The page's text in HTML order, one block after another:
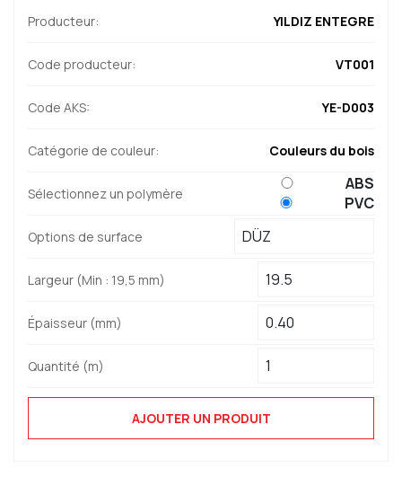
Producteur: YILDIZ ENTEGRE
Code producteur: VT001
Code AKS: YE-D003
Catégorie de couleur: Couleurs du bois
Sélectionnez un polymère
ABS
PVC
Options de surface
Largeur (Min : 19,5 mm)
Épaisseur (mm)
Quantité (m)
AJOUTER UN PRODUIT